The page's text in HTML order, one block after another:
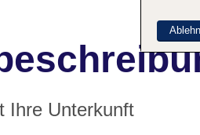
Ihre Unterkunft